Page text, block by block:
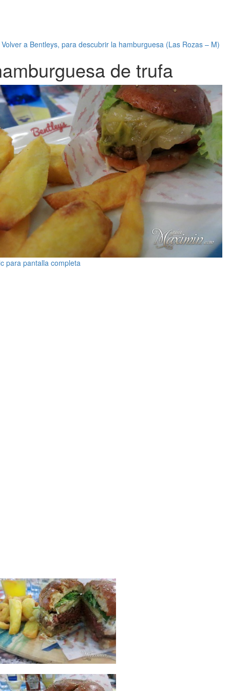
Volver a Bentleys, para descubrir la hamburguesa (Las Rozas – M)
de trufa
para pantalla completa